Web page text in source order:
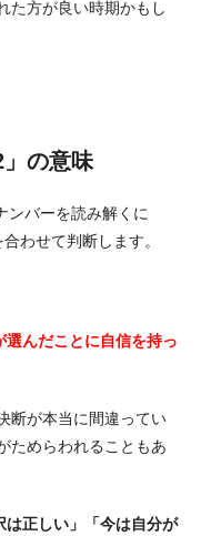
た方が良い時期かもし
の意味
ンバーを読み解くに
わせて判断します。
選んだことに自信を持っ
断が本当に間違ってい
ためらわれることもあ
は正しい」「今は自分が